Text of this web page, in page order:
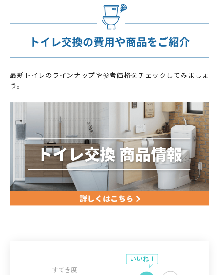
最新トイレのラインナップや参考価格をチェックしてみましょ
う。
すてき度